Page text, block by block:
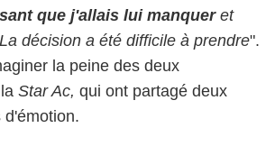
que j'allais lui manquer et
décision a été difficile à prendre".
la peine des deux
Star Ac, qui ont partagé deux
d'émotion.